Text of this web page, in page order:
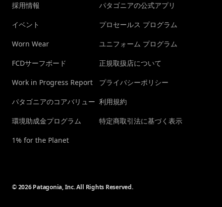
採用情報
イベント
Worn Wear
FCDサーフボード
Work in Progress Report
パタゴニアのコアバリュー
環境助成金プログラム
1% for the Planet
パタゴニアの公式アプリ
プロセールス プログラム
ユニフォーム プログラム
正規取扱店について
プライバシーポリシー
利用規約
特定商取引法に基づく表示
© 2026 Patagonia, Inc. All Rights Reserved.